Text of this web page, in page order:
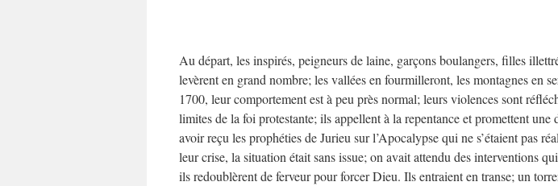
Au départ, les inspirés, peigneurs de laine, garçons boulangers, filles
levèrent en grand nombre; les vallées en fourmilleront, les montagnes en
1700, leur comportement est à peu près normal; leurs violences sont
limites de la foi protestante; ils appellent à la repentance et promettent une
avoir reçu les prophéties de Jurieu sur l’Apocalypse qui ne s’étaient pas
leur crise, la situation était sans issue; on avait attendu des interventions
ils redoublèrent de ferveur pour forcer Dieu. Ils entraient en transe; un